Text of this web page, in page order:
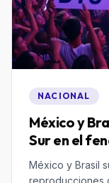
NACIONAL
México y
Sur en el
México y Brasil
reproducciones